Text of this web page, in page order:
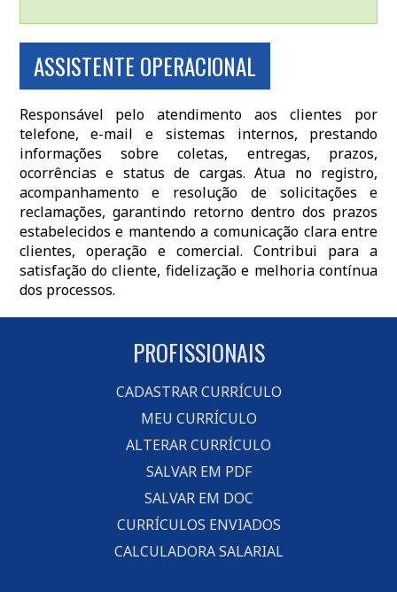
ASSISTENTE OPERACIONAL
Responsável pelo atendimento aos clientes por
telefone, e-mail e sistemas internos, prestando
informações sobre coletas, entregas, prazos,
ocorrências e status de cargas. Atua no registro,
acompanhamento e resolução de solicitações e
reclamações, garantindo retorno dentro dos prazos
estabelecidos e mantendo a comunicação clara entre
clientes, operação e comercial. Contribui para a
satisfação do cliente, fidelização e melhoria contínua
dos processos.
PROFISSIONAIS
CADASTRAR CURRÍCULO
MEU CURRÍCULO
ALTERAR CURRÍCULO
SALVAR EM PDF
SALVAR EM DOC
CURRÍCULOS ENVIADOS
CALCULADORA SALARIAL